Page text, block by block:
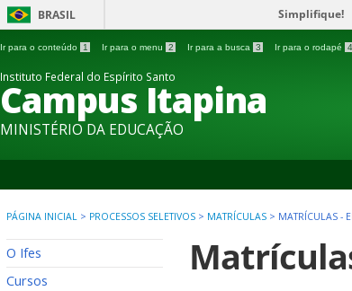
BRASIL Simplifique!
Ir para o conteúdo 1 Ir para o menu 2 Ir para a busca 3 Ir para o rodapé 4
Instituto Federal do Espírito Santo
Campus Itapina
MINISTÉRIO DA EDUCAÇÃO
PÁGINA INICIAL > PROCESSOS SELETIVOS > MATRÍCULAS > MATRÍCULAS -
O Ifes
Cursos